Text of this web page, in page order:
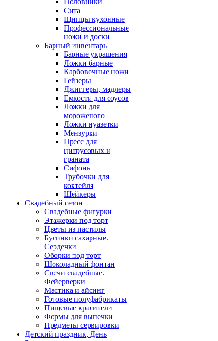
Сита
Щипцы кухонные
Профессиональные
ножи и доски
Барный инвентарь
Барные украшения
Ложки барные
Карбовочные ножи
Гейзеры
Джиггеры, мадлеры
Емкости для соусов
Ложки для
мороженого
Ложки нуазетки
Мензурки
Пресс для
цитрусовых и
граната
Сифоны
Трубочки для
коктейля
Шейкеры
Свадебный сезон
Свадебные фигурки
Этажерки под торт
Цветы из пастилы
Бусинки сахарные.
Сердечки
Оборки под торт
Шоколадный фонтан
Свечи свадебные.
Фейерверки
Мастика и айсинг
Готовые полуфабрикаты
Пищевые красители
Формы для выпечки
Предметы сервировки
Детский праздник, День